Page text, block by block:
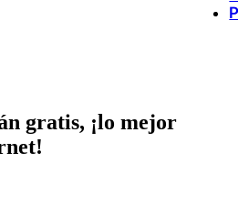
gratis, ¡lo mejor